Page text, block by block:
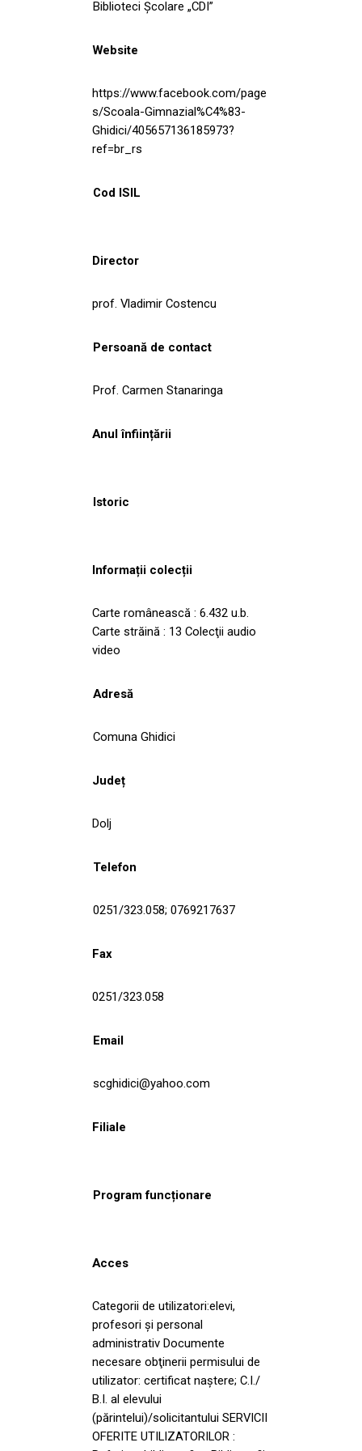
Biblioteci Școlare „CDI”
Website
https://www.facebook.com/page
s/Scoala-Gimnazial%C4%83-
Ghidici/405657136185973?
ref=br_rs
Cod ISIL
Director
prof. Vladimir Costencu
Persoană de contact
Prof. Carmen Stanaringa
Anul înființării
Istoric
Informații colecții
Carte românească : 6.432 u.b.
Carte străină : 13 Colecţii audio
video
Adresă
Comuna Ghidici
Județ
Dolj
Telefon
0251/323.058; 0769217637
Fax
0251/323.058
Email
scghidici@yahoo.com
Filiale
Program funcționare
Acces
Categorii de utilizatori:elevi,
profesori și personal
administrativ Documente
necesare obţinerii permisului de
utilizator: certificat naștere; C.I./
B.I. al elevului
(părintelui)/solicitantului SERVICII
OFERITE UTILIZATORILOR :